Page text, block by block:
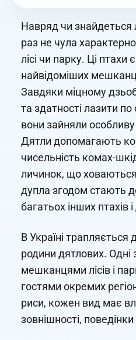
Навряд чи
раз не чула
лісі чи парку. Ці птахи
найвідоміших
Завдяки міцному
та здатності лазити
вони зайняли особливу
Дятли допомагають
чисельність комах-
личинок, що ховаються
дупла згодом стають
багатьох інших птахів
В Україні трапляється
родини дятлових. Одні
мешканцями лісів і
гостями окремих
риси, кожен вид має
зовнішності,